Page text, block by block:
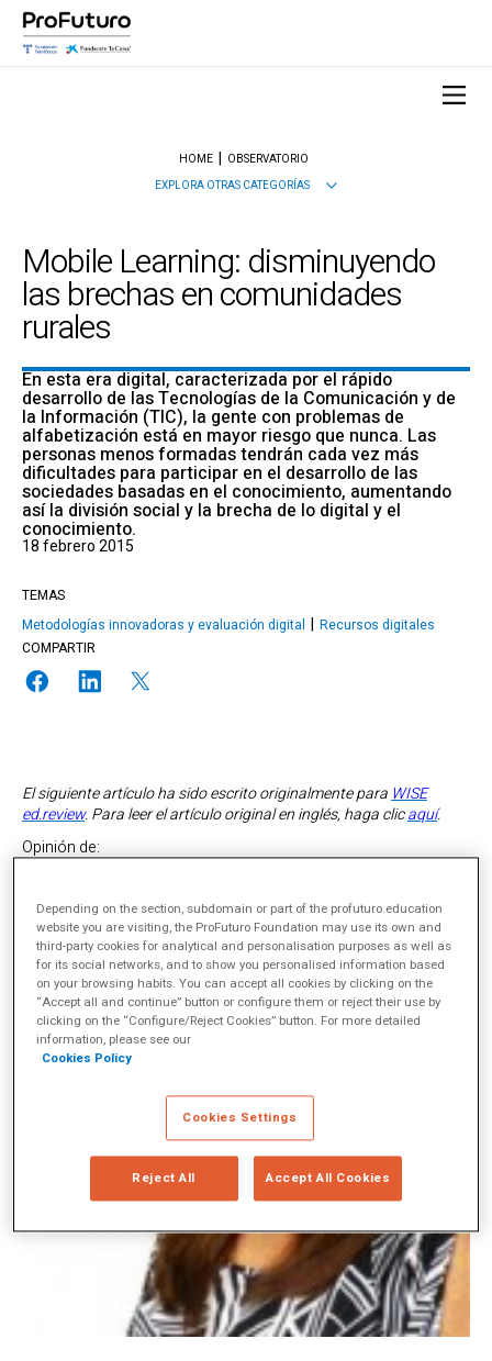
HOME
OBSERVATORIO
EXPLORA OTRAS CATEGORÍAS
Mobile Learning: disminuyendo
las brechas en comunidades
rurales
En esta era digital, caracterizada por el rápido
desarrollo de las Tecnologías de la Comunicación y de
la Información (TIC), la gente con problemas de
alfabetización está en mayor riesgo que nunca. Las
personas menos formadas tendrán cada vez más
dificultades para participar en el desarrollo de las
sociedades basadas en el conocimiento, aumentando
así la división social y la brecha de lo digital y el
conocimiento.
18 febrero 2015
TEMAS
Metodologías innovadoras y evaluación digital
Recursos digitales
COMPARTIR
El siguiente artículo ha sido escrito originalmente para WISE
ed.review. Para leer el artículo original en inglés, haga clicaquí.
Opinión de:
Depending on the section, subdomain or part of the profuturo.education
website you are visiting, the ProFuturo Foundation may use its own and
third-party cookies for analytical and personalisation purposes as well as
for its social networks, and to show you personalised information based
on your browsing habits. You can accept all cookies by clicking on the
“Accept all and continue” button or configure them or reject their use by
clicking on the “Configure/Reject Cookies” button. For more detailed
information, please see our
Cookies Policy
Cookies Settings
Reject All Accept All Cookies